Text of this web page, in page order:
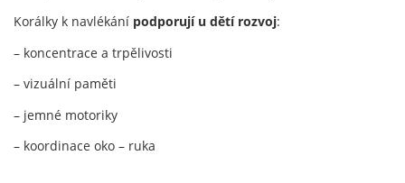
Korálky k navlékání podporují u dětí rozvoj:
– koncentrace a trpělivosti
– vizuální paměti
– jemné motoriky
– koordinace oko – ruka